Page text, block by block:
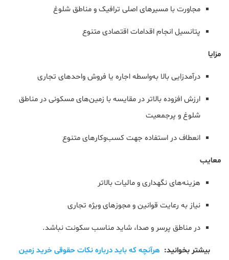
مجاورت با مسیرهای اصلی ترافیک و مناطق شلوغ
پتانسیل انجام اقدامات اقتصادی متنوع
مزایا
درآمدزایی بالا به‌واسطه اجاره یا فروش واحدهای تجاری
ارزش افزوده بالاتر در مقایسه با زمین‌های مسکونی در مناطق
شلوغ و پرجمعیت
انعطاف در استفاده جهت کسب‌وکارهای متنوع
معایب
هزینه‌های نگهداری و مالیات بالاتر
نیاز به رعایت قوانین و مجوزهای ویژه تجاری
در مناطق پرسر و صدا، شاید مناسب سکونت نباشد.
بیشتر بخوانید: هرآنچه که باید درباره نکات حقوقی خرید زمین